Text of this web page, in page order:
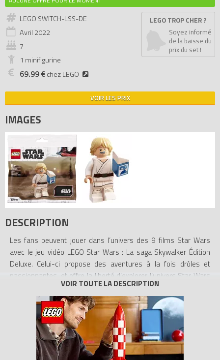
LEGO SWITCH-LSS-DE
Avril 2022
7
1 minifigurine
69.99 €chez LEGO
LEGO TROP CHER ?
Soyez informé
de la baisse du
prix du set !
VOIR LES PRIX
IMAGES
DESCRIPTION
Les fans peuvent jouer dans l’univers des 9 films Star Wars
avec le jeu vidéo LEGO Star Wars : La saga Skywalker Édition
Deluxe. Celui-ci propose des aventures à la fois drôles et
passionnantes, et offre la liberté d’explorer l’univers Star Wars
comme jamais auparavant.
Les « plus » de l’édition Deluxe
Ce jeu vidéo est une fabuleuse idée de cadeau pour les fans de
tous âges. La combinaison de l’humour LEGO et de centaines de
personnages et véhicules emblématiques permet aux joueurs
de replonger dans leurs moments Star Wars préférés d’une